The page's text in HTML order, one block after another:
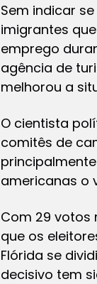
Sem indicar
imigrantes
emprego
agência de
melhorou a
O cientista
comitês de
americanas o
Com 29 votos
que os
Flórida se
decisivo tem